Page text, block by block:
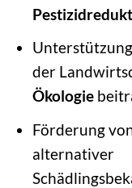
der
Ökologie
Förderung
alternativer